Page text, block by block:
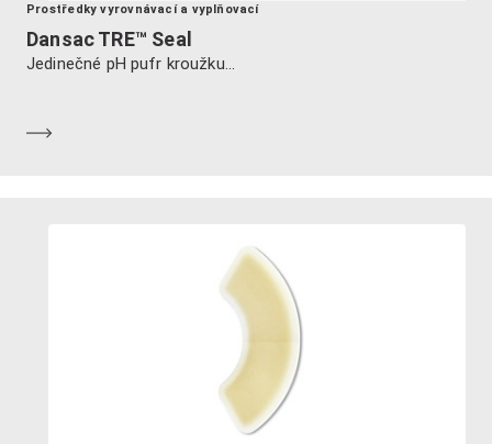
Prostředky vyrovnávací a vyplňovací
Dansac TRE™ Seal
Jedinečné pH pufr kroužku...